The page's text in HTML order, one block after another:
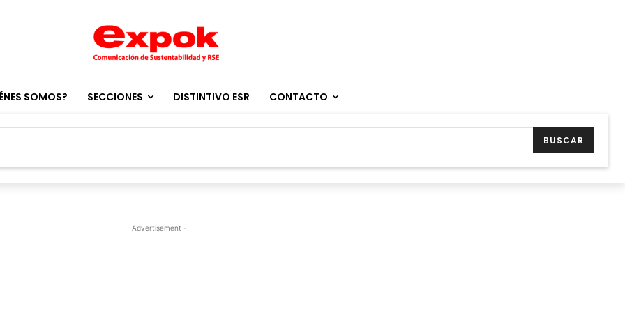
SOMOS? SECCIONES DISTINTIVO ESR CONTACTO
BUSCAR
- Advertisement -